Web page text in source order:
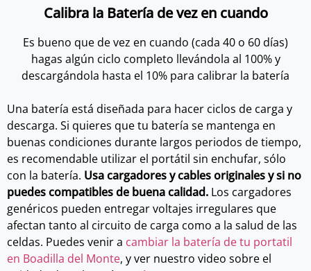
Calibra la Batería de vez en cuando
Es bueno que de vez en cuando (cada 40 o 60 días)
hagas algún ciclo completo llevándola al 100% y
descargándola hasta el 10% para calibrar la batería
Una batería está diseñada para hacer ciclos de carga y
descarga. Si quieres que tu batería se mantenga en
buenas condiciones durante largos periodos de tiempo,
es recomendable utilizar el portátil sin enchufar, sólo
con la batería. Usa cargadores y cables originales y si no
puedes compatibles de buena calidad. Los cargadores
genéricos pueden entregar voltajes irregulares que
afectan tanto al circuito de carga como a la salud de las
celdas. Puedes venir a cambiar la batería de tu portatil
en Boadilla del Monte, y ver nuestro video sobre el